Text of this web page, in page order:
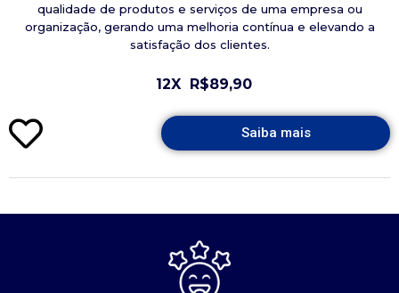
qualidade de produtos e serviços de uma empresa ou
organização, gerando uma melhoria contínua e elevando a
satisfação dos clientes.
12X R$89,90
Saiba mais